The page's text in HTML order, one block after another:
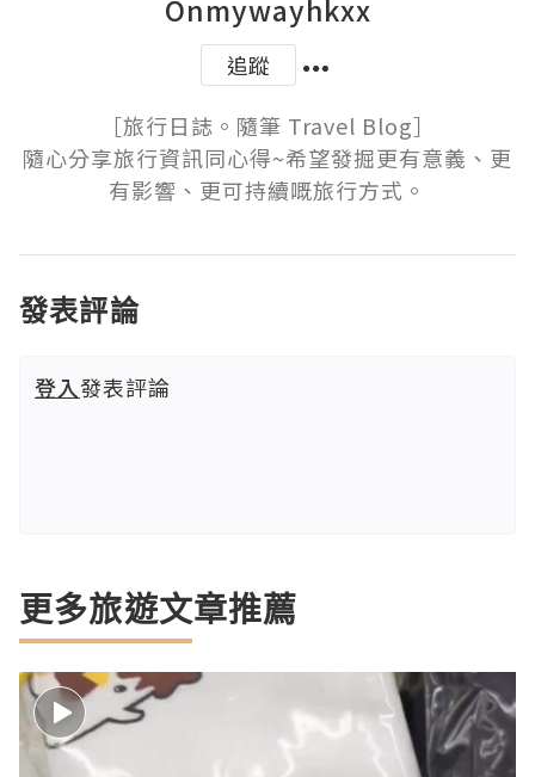
Onmywayhkxx
追蹤
［旅行日誌。隨筆 Travel Blog］
隨心分享旅行資訊同心得~希望發掘更有意義、更
有影響、更可持續嘅旅行方式。
發表評論
登入發表評論
更多旅遊文章推薦